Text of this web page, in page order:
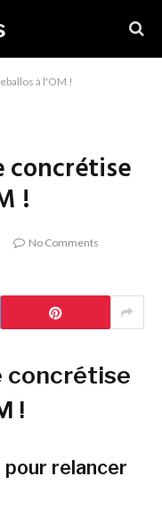
à l'OM !
concrétise
!
No Comments
concrétise
!
pour relancer